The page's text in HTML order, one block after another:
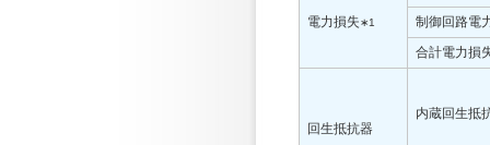
電力損失∗1
制御回路電
合計電力損
回生抵抗器
内蔵回生抵